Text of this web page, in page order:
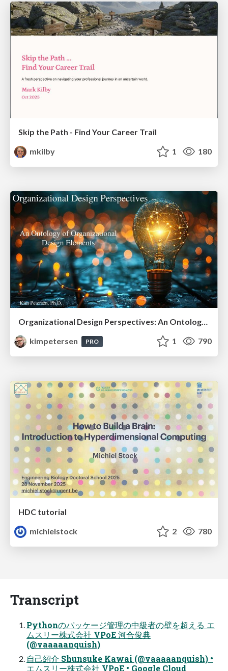
Skip the Path - Find Your Career Trail
mkilby
1 180
Organizational Design Perspectives: An Ontology of Organizational Design Elements
kimpetersen
PRO 1 790
HDC tutorial
michielstock
2 780
Transcript
Pythonのパッケージ管理の中級者の壁を超える エ
ムスリー株式会社 VPoE 河合俊典
(@vaaaaanquish)
自己紹介 Shunsuke Kawai (@vaaaaanquish) •
エムスリー株式会社 VPoE • Google Cloud